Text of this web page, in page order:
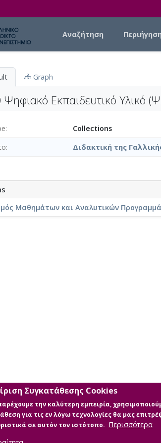
Αναζήτηση
Graph
Εκπαιδευτικό Υλικό
Collections
Διδακτική της
Μαθημάτων και Αναλυτικών
Συγκατάθεσης Cookies
την καλύτερη εμπειρία,
για τις εν λόγω τεχνολογίες θα μας
σε αυτόν τον ιστότοπο. Περισσότερα